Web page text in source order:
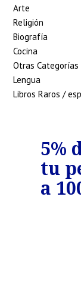
Arte
Religión
Biografía
Cocina
Otras Categorías
Lengua
Libros Raros /
5%
tu
a